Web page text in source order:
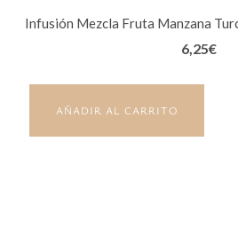
Infusión Mezcla Fruta Manzana
6,25€
AÑADIR AL CARRITO